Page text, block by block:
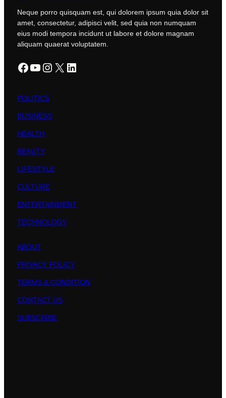
Neque porro quisquam est, qui dolorem ipsum quia dolor sit
amet, consectetur, adipisci velit, sed quia non numquam
eius modi tempora incidunt ut labore et dolore magnam
aliquam quaerat voluptatem.
Facebook YouTube Instagram X LinkedIn
POLITICS
BUSINESS
HEALTH
BEAUTY
LIFESTYLE
CULTURE
ENTERTAINMENT
TECHNOLOGY
ABOUT
PRIVACY POLICY
TERMS & CONDITION
CONTACT US
SUBSCRIBE